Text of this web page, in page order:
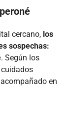
cercano, los
sospechas:
. Según los
cuidados
en